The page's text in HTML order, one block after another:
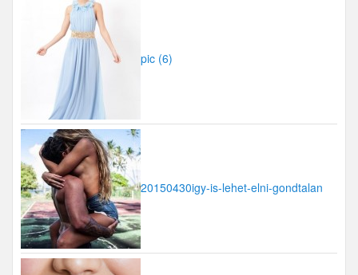
pic (6)
20150430igy-is-lehet-elni-gondtalan